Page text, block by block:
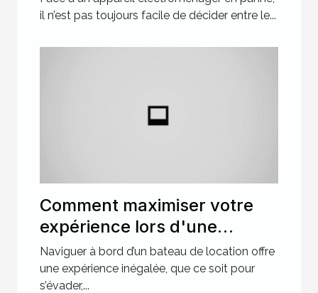
il n’est pas toujours facile de décider entre le...
Comment maximiser votre
expérience lors d'une
location de bateau ?
Naviguer à bord d’un bateau de location offre
une expérience inégalée, que ce soit pour
s’évader,...